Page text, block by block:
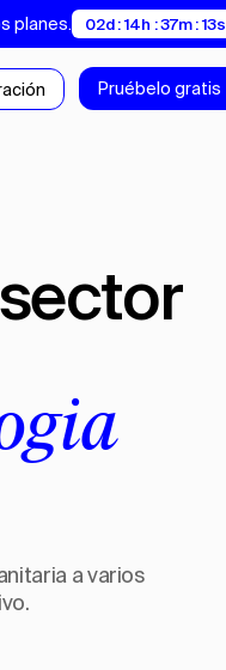
planes. 02d : 14h : 37m : 12s
Pruébelo gratis
a varios